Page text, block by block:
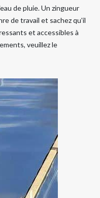
de pluie. Un zingueur
de travail et sachez qu'il
et accessibles à
veuillez le